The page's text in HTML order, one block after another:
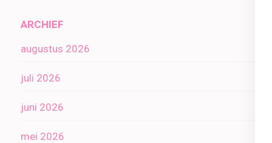
ARCHIEF
augustus 2026
juli 2026
juni 2026
mei 2026